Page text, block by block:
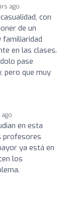
ago
con
de un
en las clases.
pase
pero que muy
en esta
profesores
ya está en
los